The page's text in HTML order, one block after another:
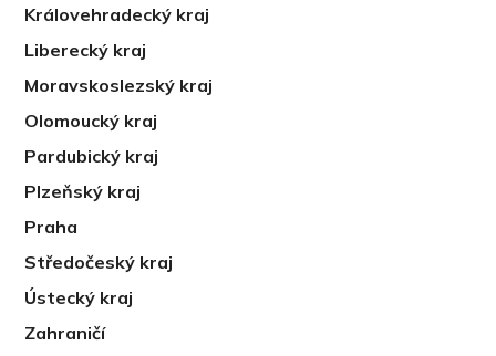
Královehradecký kraj
Liberecký kraj
Moravskoslezský kraj
Olomoucký kraj
Pardubický kraj
Plzeňský kraj
Praha
Středočeský kraj
Ústecký kraj
Zahraničí